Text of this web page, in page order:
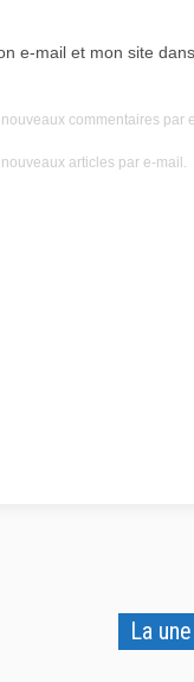
e-mail et mon site
commentaires par
articles par e-mail.
La une